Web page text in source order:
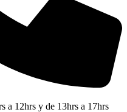
a 12hrs y de 13hrs a 17hrs